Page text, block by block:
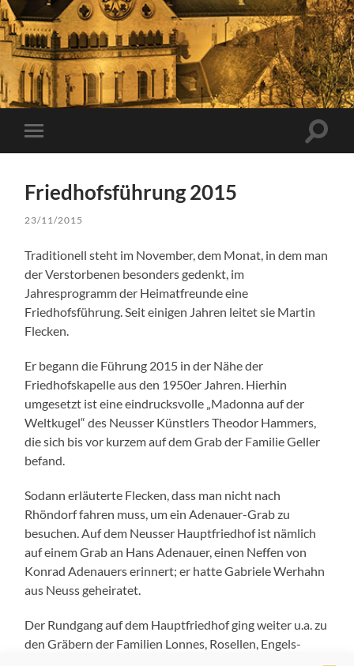
Mobile-
Menü
Friedhofsführung 2015
23/11/2015
Traditionell steht im November, dem Monat, in dem man
der Verstorbenen besonders gedenkt, im
Jahresprogramm der Heimatfreunde eine
Friedhofsführung. Seit einigen Jahren leitet sie Martin
Flecken.
Er begann die Führung 2015 in der Nähe der
Friedhofskapelle aus den 1950er Jahren. Hierhin
umgesetzt ist eine eindrucksvolle „Madonna auf der
Weltkugel“ des Neusser Künstlers Theodor Hammers,
die sich bis vor kurzem auf dem Grab der Familie Geller
befand.
Sodann erläuterte Flecken, dass man nicht nach
Rhöndorf fahren muss, um ein Adenauer-Grab zu
besuchen. Auf dem Neusser Hauptfriedhof ist nämlich
auf einem Grab an Hans Adenauer, einen Neffen von
Konrad Adenauers erinnert; er hatte Gabriele Werhahn
aus Neuss geheiratet.
Der Rundgang auf dem Hauptfriedhof ging weiter u.a. zu
den Gräbern der Familien Lonnes, Rosellen, Engels-